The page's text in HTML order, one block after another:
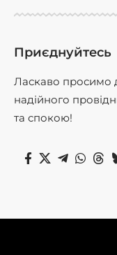
Приєднуйтесь
Ласкаво просимо
надійного
та спокою!